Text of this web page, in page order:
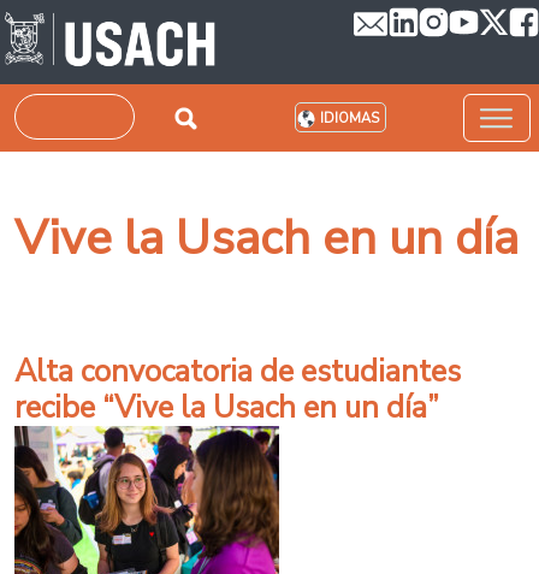
Pasar al contenido principal
Buscar IDIOMAS
Vive la Usach en un día
Alta convocatoria de estudiantes
recibe “Vive la Usach en un día”